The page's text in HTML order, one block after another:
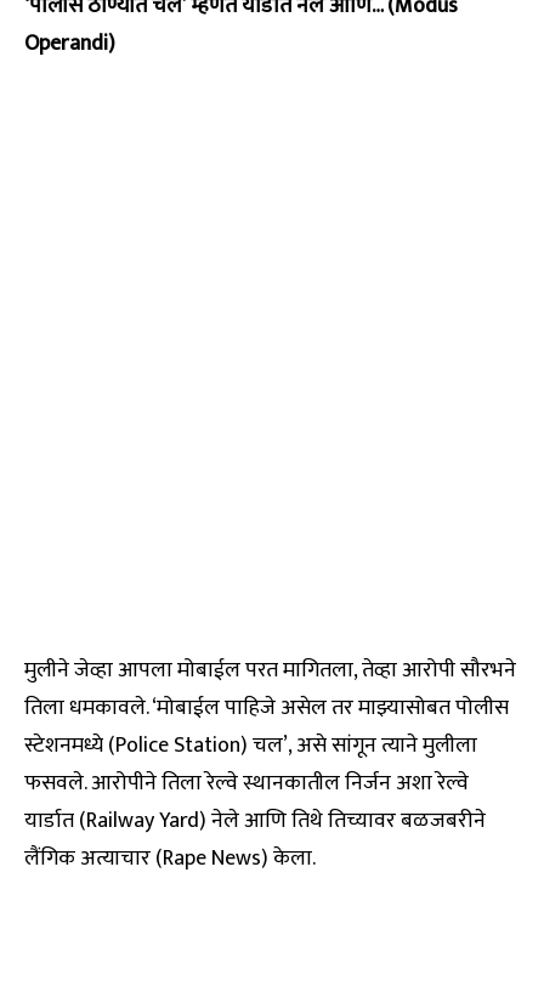
Operandi)
मुलीने जेव्हा आपला मोबाईल परत मागितला, तेव्हा आरोपी सौरभने
तिला धमकावले. ‘मोबाईल पाहिजे असेल तर माझ्यासोबत पोलीस
स्टेशनमध्ये (Police Station) चल’, असे सांगून त्याने मुलीला
फसवले. आरोपीने तिला रेल्वे स्थानकातील निर्जन अशा रेल्वे
यार्डात (Railway Yard) नेले आणि तिथे तिच्यावर बळजबरीने
लैंगिक अत्याचार (Rape News) केला.